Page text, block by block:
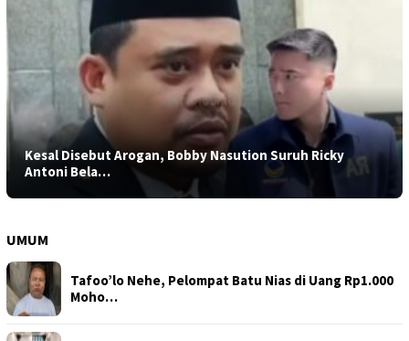
Kesal Disebut Arogan, Bobby Nasution Suruh Ricky
Antoni Bela…
UMUM
Tafoo’lo Nehe, Pelompat Batu Nias di Uang Rp1.000
Moho…